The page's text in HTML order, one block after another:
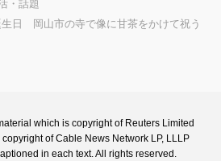
・話題
日 岡山市の寺で像に甘茶をかけて祝う
which is copyright of Reuters Limited
of Cable News Network LP, LLLP
in each text. All rights reserved.